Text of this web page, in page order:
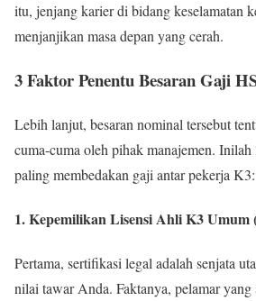
itu, jenjang karier di bidang keselamatan
menjanjikan masa depan yang cerah.
3 Faktor Penentu Besaran Gaji
Lebih lanjut, besaran nominal tersebut
cuma-cuma oleh pihak manajemen.
paling membedakan gaji antar pekerja K3:
1. Kepemilikan Lisensi Ahli K3 Umum
Pertama, sertifikasi legal adalah senjata
nilai tawar Anda. Faktanya, pelamar